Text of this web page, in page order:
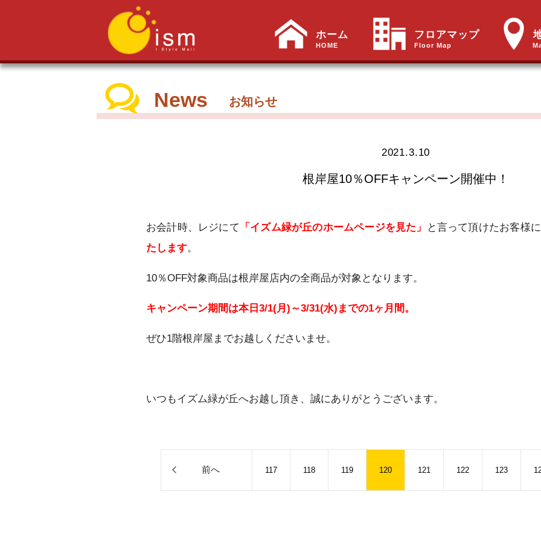
ホーム
HOME
フロアマップ
Floor Map
News お知らせ
2021.3.10
根岸屋10％OFFキャンペーン開催中！
お会計時、レジにて 「イズム緑が丘のホームページを見た」 と言って頂けたお客様
たします。
10％OFF対象商品は根岸屋店内の全商品が対象となります。
キャンペーン期間は本日3/1(月)～3/31(水)までの1ヶ月間。
ぜひ1階根岸屋までお越しくださいませ。
いつもイズム緑が丘へお越し頂き、誠にありがとうございます。
前へ 117 118 119 120 121 122 123